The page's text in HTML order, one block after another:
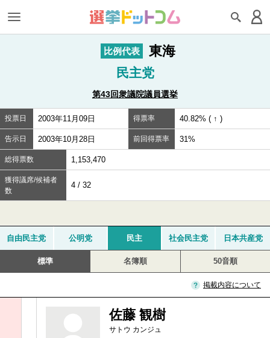
比例代表 東海
民主党
第43回衆議院議員選挙
投票日 2003年11月09日 得票率 40.82% ( ↑ )
告示日 2003年10月28日 前回得票率 31%
総得票数 1,153,470
獲得議席/候補者
数
4 / 32
自由民主党 公明党 民主 社会民主党 日本共産党
標準 名簿順 50音順
掲載内容について
佐藤 観樹
サトウ カンジュ